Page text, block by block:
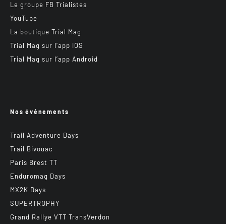
Le groupe FB Trialistes
YouTube
La boutique Trial Mag
Trial Mag sur l’app IOS
Trial Mag sur l’app Android
Nos événements
Trail Adventure Days
Trail Bivouac
Paris Brest TT
Enduromag Days
MX2K Days
SUPERTROPHY
Grand Rallye VTT TransVerdon